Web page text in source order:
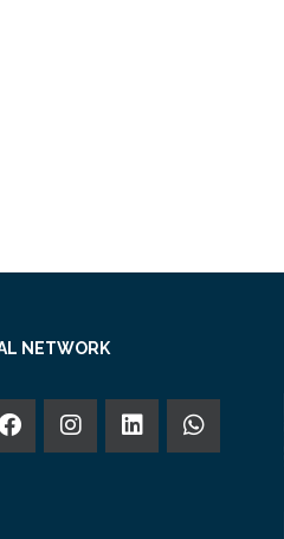
NETWORK